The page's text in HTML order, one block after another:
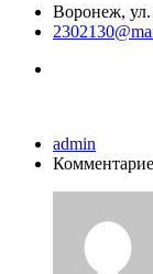
Воронеж, ул.
admin